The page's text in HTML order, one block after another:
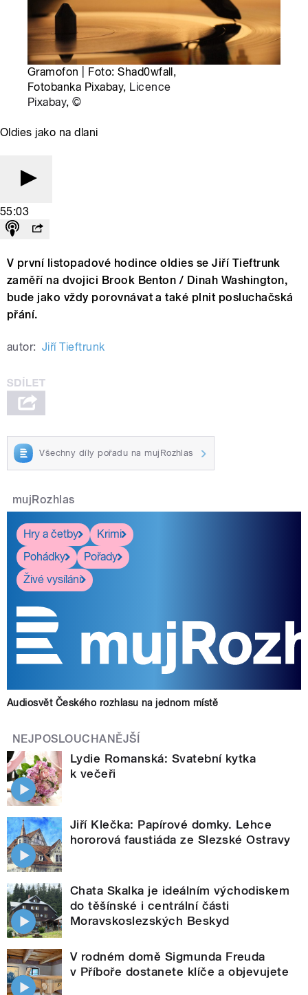
Gramofon | Foto: Shad0wfall,
Fotobanka Pixabay, Licence
Pixabay,©
Oldies jako na dlani
55:03
V první listopadové hodince oldies se Jiří Tieftrunk
zaměří na dvojici Brook Benton / Dinah Washington,
bude jako vždy porovnávat a také plnit posluchačská
přání.
autor: Jiří Tieftrunk
Všechny díly pořadu na mujRozhlas
mujRozhlas
Hry a četby
Krimi
Pohádky
Pořady
Živé vysílání
Audiosvět Českého rozhlasu na jednom místě
NEJPOSLOUCHANĚJŠÍ
Lydie Romanská: Svatební kytka
k večeři
Jiří Klečka: Papírové domky. Lehce
hororová faustiáda ze Slezské Ostravy
Chata Skalka je ideálním východiskem
do těšínské i centrální části
Moravskoslezských Beskyd
V rodném domě Sigmunda Freuda
v Příboře dostanete klíče a objevujete